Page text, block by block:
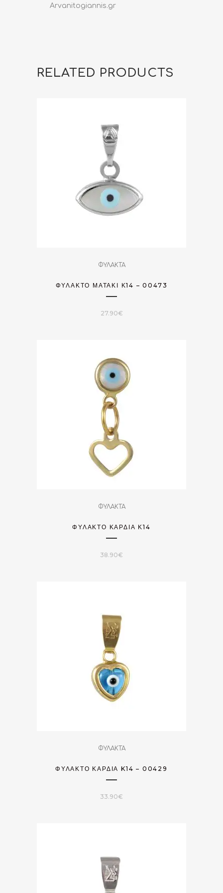
Arvanitogiannis.gr
RELATED PRODUCTS
ΦΥΛΑΚΤΑ
ΦΥΛΑΚΤΌ ΜΑΤΆΚΙ Κ14 – 00473
27.90€
ΦΥΛΑΚΤΑ
ΦΥΛΑΚΤΌ ΚΑΡΔΙΆ Κ14
38.90€
ΦΥΛΑΚΤΑ
ΦΥΛΑΚΤΌ ΚΑΡΔΙΆ K14 – 00429
33.90€